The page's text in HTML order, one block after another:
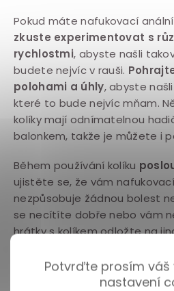
Potvrďte prosím váš
nastavení
Pokud máte nafukovací
zkuste experimentovat s
rychlostmi, abyste našli
budete nejvíc v rauši.
polohami a úhly, abyste
které to bude nejvíc mňam.
kolíky mají odnímatelnou
balonkem, takže je můžete i
Během používání kolíku
ujistěte se, že vám
nezpůsobuje žádnou bolest
se necítíte dobře nebo vám
hrátky s kolíkem odložte na
Nafukovací kolík klidně